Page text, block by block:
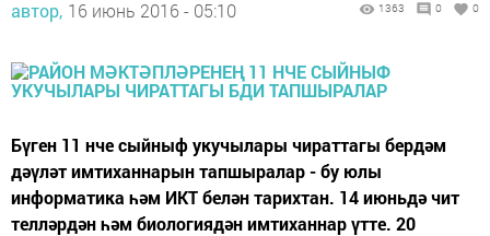
автор, 16 июнь 2016 - 05:10 1363 0 0
Бүген 11 нче сыйныф укучылары чираттагы бердәм
дәүләт имтиханнарын тапшыралар - бу юлы
информатика һәм ИКТ белән тарихтан. 14 июньдә чит
телләрдән һәм биологиядән имтиханнар үтте. 20